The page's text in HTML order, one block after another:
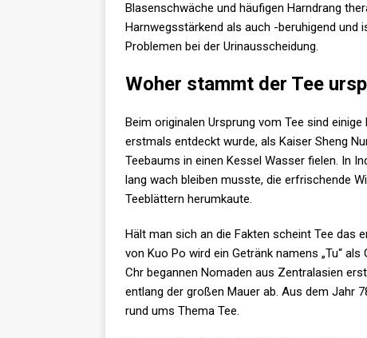
Blasenschwäche und häufigen Harndrang
Harnwegsstärkend als auch -beruhigend und
Problemen bei der Urinausscheidung.
Woher stammt der Tee
Beim originalen Ursprung vom Tee sind
erstmals entdeckt wurde, als Kaiser Sheng
Teebaums in einen Kessel Wasser fielen. In
lang wach bleiben musste, die erfrischende
Teeblättern herumkaute.
Hält man sich an die Fakten scheint Tee das
von Kuo Po wird ein Getränk namens „Tu“
Chr begannen Nomaden aus Zentralasien
entlang der großen Mauer ab. Aus dem Jahr
rund ums Thema Tee.